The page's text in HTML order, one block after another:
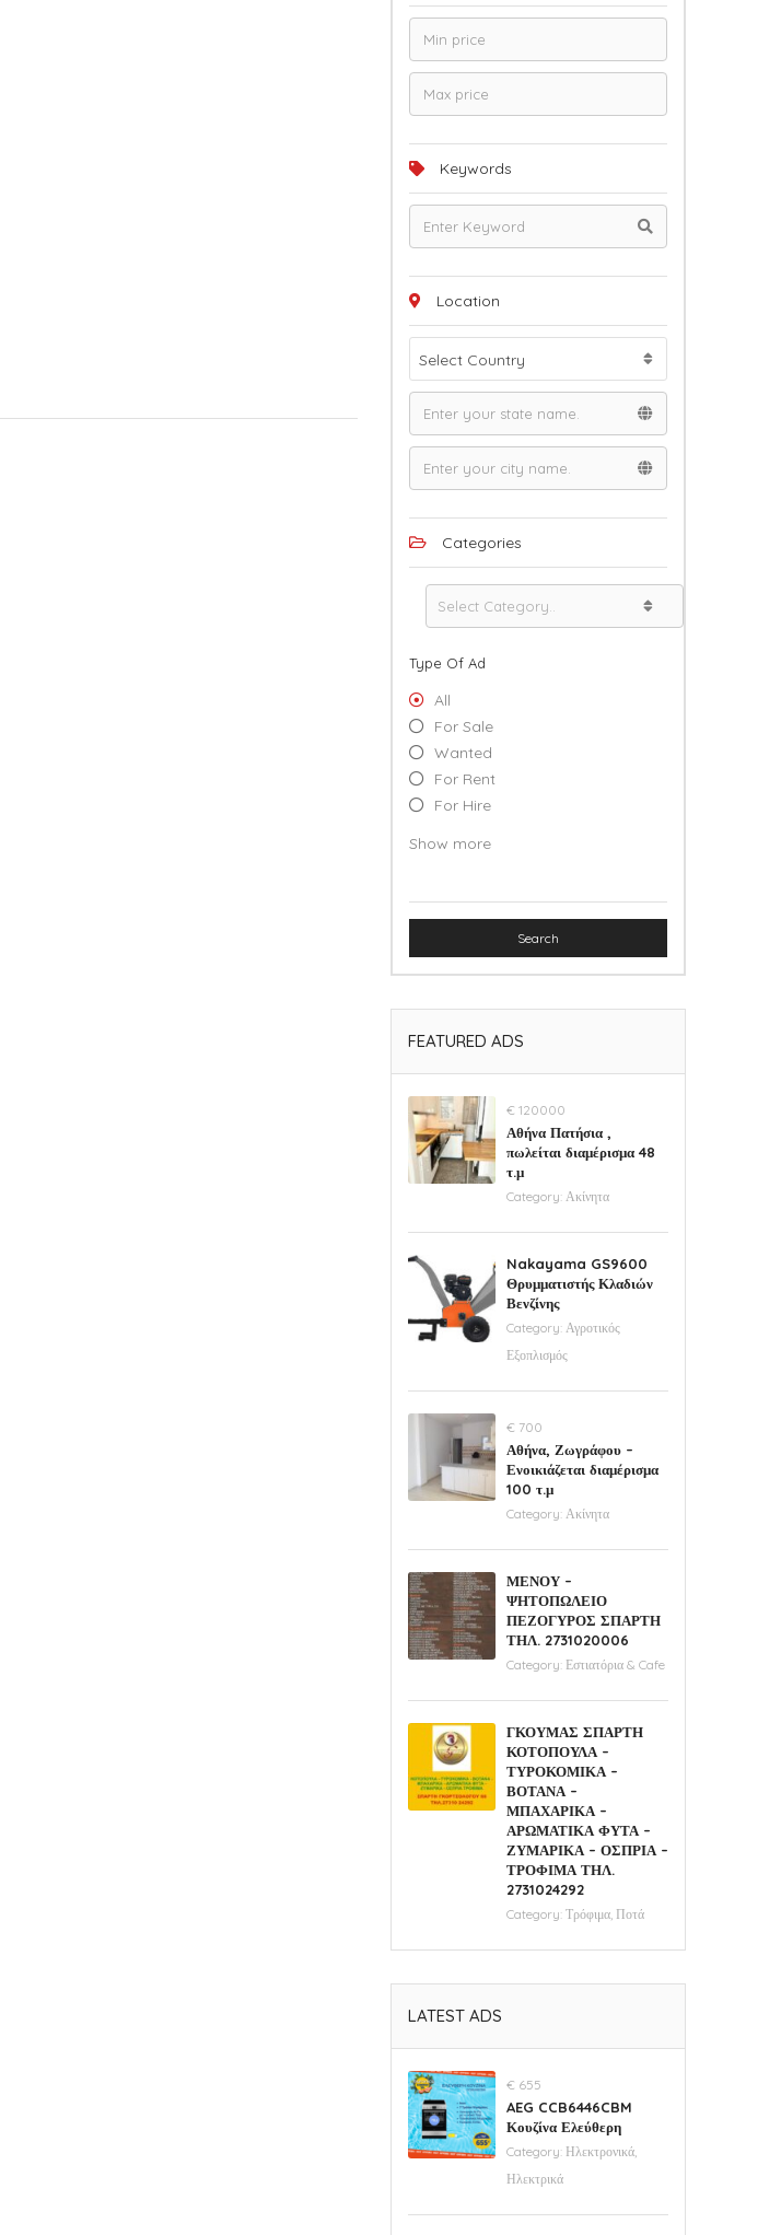
Keywords
Location
Select Country
Categories
Type Of Ad
All
For Sale
Wanted
For Rent
For Hire
Show more
Search
FEATURED ADS
€ 120000
Αθήνα Πατήσια ,
πωλείται διαμέρισμα 48
τ.μ
Category: Ακίνητα
Nakayama GS9600
Θρυμματιστής Κλαδιών
Βενζίνης
Category: Αγροτικός
Εξοπλισμός
€ 700
Αθήνα, Ζωγράφου –
Ενοικιάζεται διαμέρισμα
100 τ.μ
Category: Ακίνητα
ΜΕΝΟΥ –
ΨΗΤΟΠΩΛΕΙΟ
ΠΕΖΟΓΥΡΟΣ ΣΠΑΡΤΗ
ΤΗΛ. 2731020006
Category: Εστιατόρια & Cafe
ΓΚΟΥΜΑΣ ΣΠΑΡΤΗ
ΚΟΤΟΠΟΥΛΑ –
ΤΥΡΟΚΟΜΙΚΑ –
ΒΟΤΑΝΑ –
ΜΠΑΧΑΡΙΚΑ –
ΑΡΩΜΑΤΙΚΑ ΦΥΤΑ –
ΖΥΜΑΡΙΚΑ – ΟΣΠΡΙΑ –
ΤΡΟΦΙΜΑ ΤΗΛ.
2731024292
Category: Τρόφιμα, Ποτά
LATEST ADS
€ 655
AEG CCB6446CBM
Κουζίνα Ελεύθερη
Category: Ηλεκτρονικά,
Ηλεκτρικά